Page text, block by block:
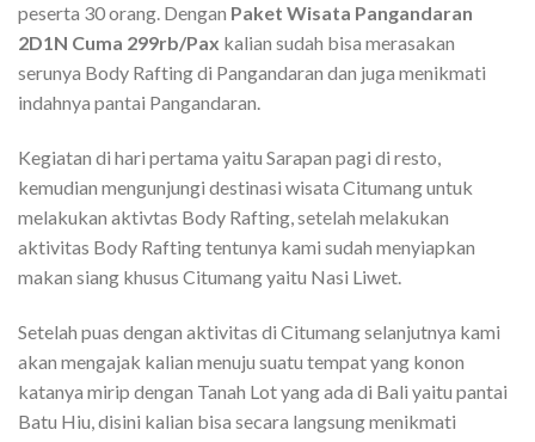
peserta 30 orang. Dengan Paket Wisata Pangandaran
2D1N Cuma 299rb/Pax kalian sudah bisa merasakan
serunya Body Rafting di Pangandaran dan juga menikmati
indahnya pantai Pangandaran.
Kegiatan di hari pertama yaitu Sarapan pagi di resto,
kemudian mengunjungi destinasi wisata Citumang untuk
melakukan aktivtas Body Rafting, setelah melakukan
aktivitas Body Rafting tentunya kami sudah menyiapkan
makan siang khusus Citumang yaitu Nasi Liwet.
Setelah puas dengan aktivitas di Citumang selanjutnya kami
akan mengajak kalian menuju suatu tempat yang konon
katanya mirip dengan Tanah Lot yang ada di Bali yaitu pantai
Batu Hiu, disini kalian bisa secara langsung menikmati